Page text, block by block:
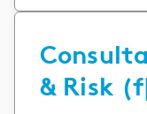
& Risk